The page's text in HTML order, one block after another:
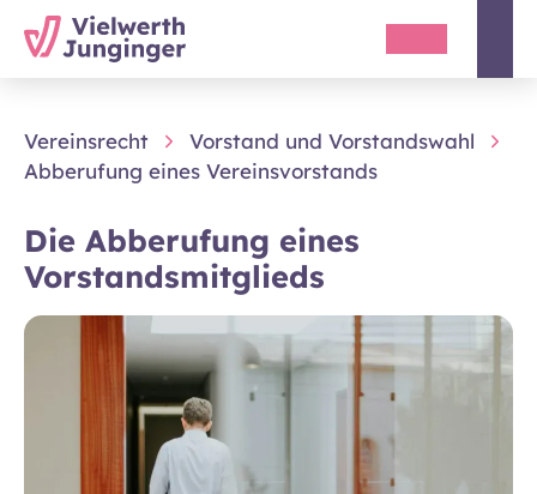
Vereinsrecht
Vorstand und Vorstandswahl
Abberufung eines Vereinsvorstands
Die Abberufung eines
Vorstandsmitglieds